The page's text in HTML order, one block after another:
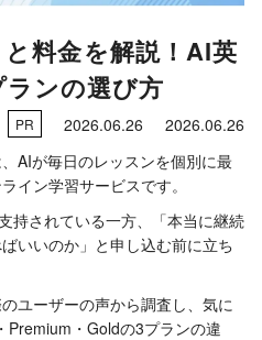
料金を解説！AI英
ンの選び方
PR 2026.06.26
2026.06.26
AIが毎日のレッスンを個別に最
イン学習サービスです。
持されている一方、「本当に継続
いいのか」と申し込む前に立ち
ユーザーの声から調査し、気に
Premium・Goldの3プランの違